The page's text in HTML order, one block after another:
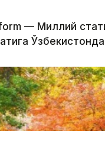
— Миллий